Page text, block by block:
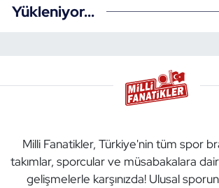
Yükleniyor...
Milli Fanatikler, Türkiye'nin tüm spor
takımlar, sporcular ve müsabakalara
gelişmelerle karşınızda! Ulusal